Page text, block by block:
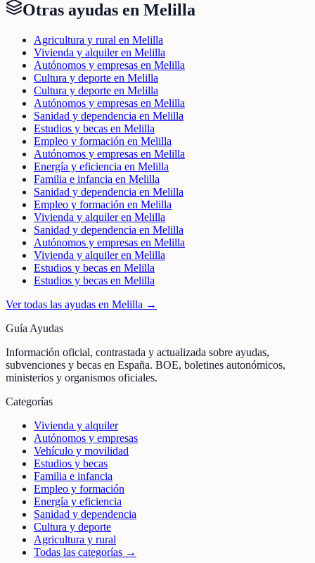
Otras ayudas en Melilla
Agricultura y rural en Melilla
Vivienda y alquiler en Melilla
Autónomos y empresas en Melilla
Cultura y deporte en Melilla
Cultura y deporte en Melilla
Autónomos y empresas en Melilla
Sanidad y dependencia en Melilla
Estudios y becas en Melilla
Empleo y formación en Melilla
Autónomos y empresas en Melilla
Energía y eficiencia en Melilla
Familia e infancia en Melilla
Sanidad y dependencia en Melilla
Empleo y formación en Melilla
Vivienda y alquiler en Melilla
Sanidad y dependencia en Melilla
Autónomos y empresas en Melilla
Vivienda y alquiler en Melilla
Estudios y becas en Melilla
Estudios y becas en Melilla
Ver todas las ayudas en Melilla →
Guía Ayudas
Información oficial, contrastada y actualizada sobre ayudas,
subvenciones y becas en España. BOE, boletines autonómicos,
ministerios y organismos oficiales.
Categorías
Vivienda y alquiler
Autónomos y empresas
Vehículo y movilidad
Estudios y becas
Familia e infancia
Empleo y formación
Energía y eficiencia
Sanidad y dependencia
Cultura y deporte
Agricultura y rural
Todas las categorías →